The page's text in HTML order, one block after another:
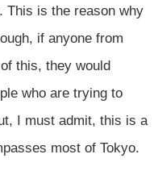
This is the reason why
if anyone from
this, they would
who are trying to
I must admit, this is a
most of Tokyo.